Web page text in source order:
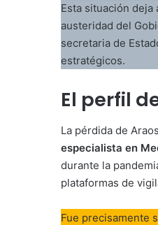
Esta situación
austeridad del
secretaria de
estratégicos.
El perfil
La pérdida de
especialista en
durante la
plataformas de
Fue precisamente